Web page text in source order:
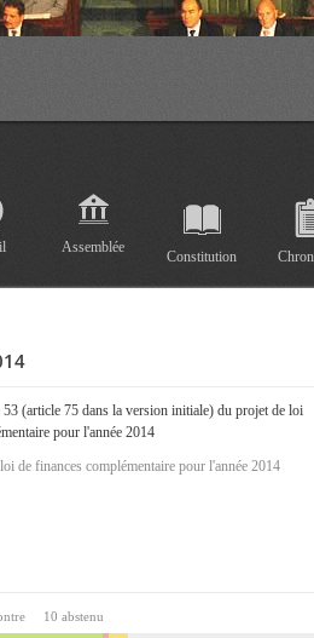
Assemblée
Constitution
53 (article 75 dans la version initiale) du projet de loi
pour l'année 2014
de finances complémentaire pour l'année 2014
10 abstenu